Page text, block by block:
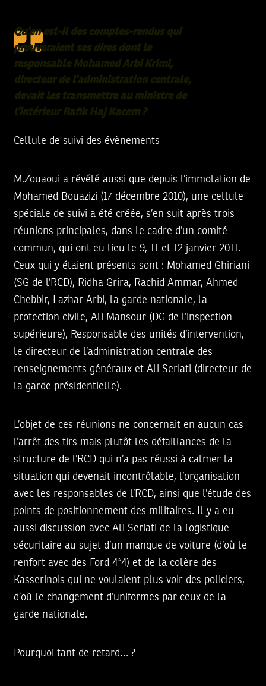
Qu’en est-il des comptes-rendus qui
prouveraient ses dires dont le
responsable Mohamed Arbi Krimi,
directeur de l’administration centrale,
devait les transmettre au ministre de
l’intérieur Rafik Haj Kacem ?
Cellule de suivi des évènements
M.Zouaoui a révélé aussi que depuis l’immolation de
Mohamed Bouazizi (17 décembre 2010), une cellule
spéciale de suivi a été créée, s’en suit après trois
réunions principales, dans le cadre d’un comité
commun, qui ont eu lieu le 9, 11 et 12 janvier 2011.
Ceux qui y étaient présents sont : Mohamed Ghiriani
(SG de l’RCD), Ridha Grira, Rachid Ammar, Ahmed
Chebbir, Lazhar Arbi, la garde nationale, la
protection civile, Ali Mansour (DG de l’inspection
supérieure), Responsable des unités d’intervention,
le directeur de l’administration centrale des
renseignements généraux et Ali Seriati (directeur de
la garde présidentielle).
L’objet de ces réunions ne concernait en aucun cas
l’arrêt des tirs mais plutôt les défaillances de la
structure de l’RCD qui n’a pas réussi à calmer la
situation qui devenait incontrôlable, l’organisation
avec les responsables de l’RCD, ainsi que l’étude des
points de positionnement des militaires. Il y a eu
aussi discussion avec Ali Seriati de la logistique
sécuritaire au sujet d’un manque de voiture (d’où le
renfort avec des Ford 4*4) et de la colère des
Kasserinois qui ne voulaient plus voir des policiers,
d’où le changement d’uniformes par ceux de la
garde nationale.
Pourquoi tant de retard… ?